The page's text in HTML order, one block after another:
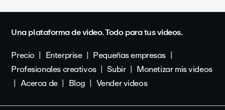
Una plataforma de video. Todo para tus videos.
Precio
Enterprise
Pequeñas empresas
Profesionales creativos
Subir
Monetizar mis videos
Acerca de
Blog Vender videos